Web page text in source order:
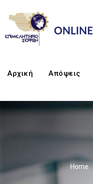
Αρχική Απόψεις
Home